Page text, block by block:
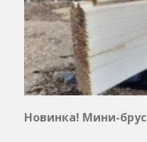
Новинка! Мини-брус